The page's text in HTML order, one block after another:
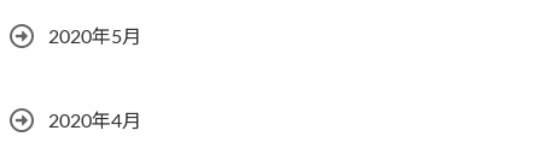
2020年5月
2020年4月